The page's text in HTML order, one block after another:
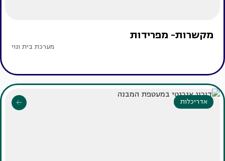
מקשרות- מפרידות
מערכת בית ונוי
אדריכלות